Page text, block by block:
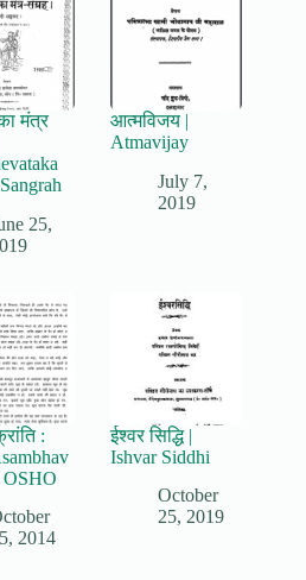
मंत्र
25,
आत्मविजय |
Atmavijay
July 7,
2019
:
2014
ईश्वर सिद्धि |
Ishvar Siddhi
October
25, 2019